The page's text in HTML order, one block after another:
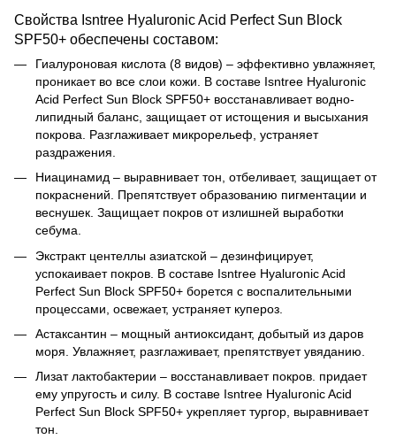
Свойства Isntree Hyaluronic Acid Perfect Sun Block
SPF50+ обеспечены составом:
Гиалуроновая кислота (8 видов) – эффективно увлажняет,
проникает во все слои кожи. В составе Isntree Hyaluronic
Acid Perfect Sun Block SPF50+ восстанавливает водно-
липидный баланс, защищает от истощения и высыхания
покрова. Разглаживает микрорельеф, устраняет
раздражения.
Ниацинамид – выравнивает тон, отбеливает, защищает от
покраснений. Препятствует образованию пигментации и
веснушек. Защищает покров от излишней выработки
себума.
Экстракт центеллы азиатской – дезинфицирует,
успокаивает покров. В составе Isntree Hyaluronic Acid
Perfect Sun Block SPF50+ борется с воспалительными
процессами, освежает, устраняет купероз.
Астаксантин – мощный антиоксидант, добытый из даров
моря. Увлажняет, разглаживает, препятствует увяданию.
Лизат лактобактерии – восстанавливает покров. придает
ему упругость и силу. В составе Isntree Hyaluronic Acid
Perfect Sun Block SPF50+ укрепляет тургор, выравнивает
тон.